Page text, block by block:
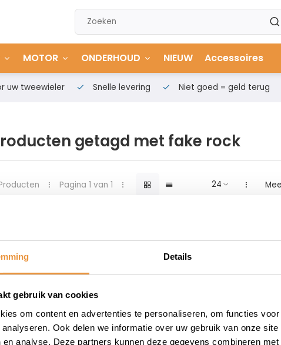
Details
gebruik van cookies
om content en advertenties te personaliseren, om functies
Ook delen we informatie over uw gebruik van onze
en analyse. Deze partners kunnen deze gegevens combineren
MOTOR ONDERHOUD NIEUW Accessoires
uw tweewieler Snelle levering Niet goed = geld terug
getagd met fake rock
Pagina 1 van 1
uw tweewieler
Cookiebeleid
Informatie
Over ons